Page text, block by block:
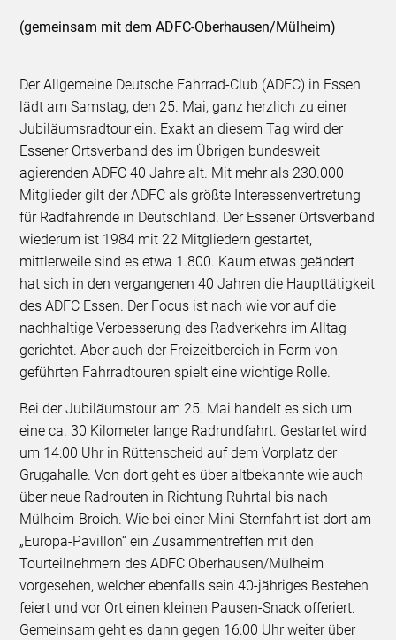
(gemeinsam mit dem ADFC-Oberhausen/Mülheim)
Der Allgemeine Deutsche Fahrrad-Club (ADFC) in Essen
lädt am Samstag, den 25. Mai, ganz herzlich zu einer
Jubiläumsradtour ein. Exakt an diesem Tag wird der
Essener Ortsverband des im Übrigen bundesweit
agierenden ADFC 40 Jahre alt. Mit mehr als 230.000
Mitglieder gilt der ADFC als größte Interessenvertretung
für Radfahrende in Deutschland. Der Essener Ortsverband
wiederum ist 1984 mit 22 Mitgliedern gestartet,
mittlerweile sind es etwa 1.800. Kaum etwas geändert
hat sich in den vergangenen 40 Jahren die Haupttätigkeit
des ADFC Essen. Der Fo­cus ist nach wie vor auf die
nachhaltige Verbesserung des Radverkehrs im Alltag
gerichtet. Aber auch der Freizeitbereich in Form von
geführten Fahrradtouren spielt eine wichtige Rolle.
Bei der Jubiläumstour am 25. Mai handelt es sich um
eine ca. 30 Kilometer lange Radrundfahrt. Gestartet wird
um 14:00 Uhr in Rüttenscheid auf dem Vorplatz der
Grugahalle. Von dort geht es über altbekannte wie auch
über neue Radrouten in Richtung Ruhrtal bis nach
Mülheim-Broich. Wie bei einer Mini-Sternfahrt ist dort am
„Europa-Pavillon“ ein Zusammentreffen mit den
Tourteilnehmern des ADFC Oberhausen/Mülheim
vorgesehen, welcher ebenfalls sein 40-jähriges Bestehen
feiert und vor Ort einen kleinen Pausen-Snack offeriert.
Gemeinsam geht es dann gegen 16:00 Uhr weiter über